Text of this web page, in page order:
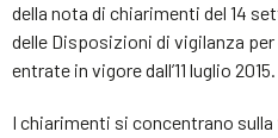
della nota di chiarimenti del 14
delle Disposizioni di vigilanza
entrate in vigore dall’11 luglio 2015.
I chiarimenti si concentrano